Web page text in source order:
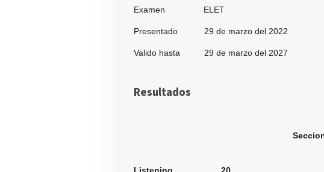
Examen ELET
Presentado 29 de marzo del 2022
Valido hasta 29 de marzo del 2027
Resultados